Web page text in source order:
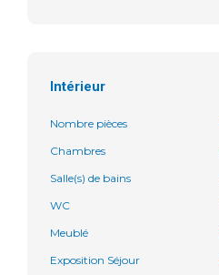
Intérieur
Nombre pièces
Chambres
Salle(s) de bains
WC
Meublé
Exposition Séjour